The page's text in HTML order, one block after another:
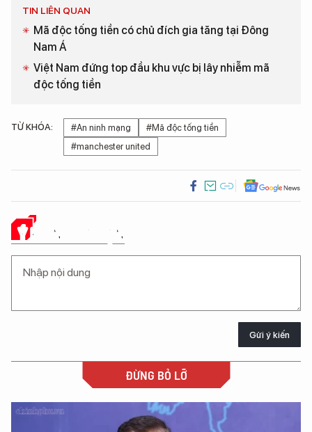
TIN LIÊN QUAN
Mã độc tống tiền có chủ đích gia tăng tại Đông
Nam Á
Việt Nam đứng top đầu khu vực bị lây nhiễm mã
độc tống tiền
TỪ KHÓA: #An ninh mạng
#Mã độc tống tiền
#manchester united
Ý KIẾN CỦA BẠN
Gửi ý kiến
ĐỪNG BỎ LỠ